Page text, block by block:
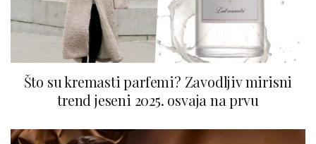
Što su kremasti parfemi? Zavodljiv mirisni
trend jeseni 2025. osvaja na prvu